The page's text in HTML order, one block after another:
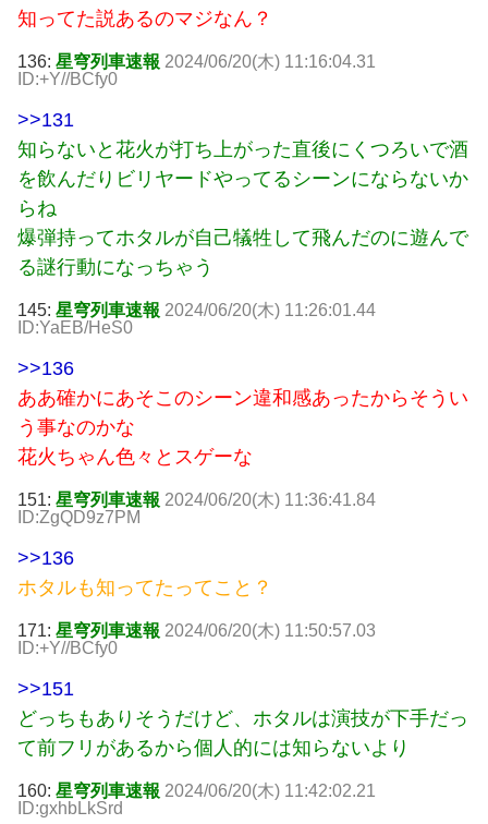
知ってた説あるのマジなん？
136: 星穹列車速報 2024/06/20(木) 11:16:04.31
ID:+Y//BCfy0
>>131
知らないと花火が打ち上がった直後にくつろいで酒
を飲んだりビリヤードやってるシーンにならないか
らね
爆弾持ってホタルが自己犠牲して飛んだのに遊んで
る謎行動になっちゃう
145: 星穹列車速報 2024/06/20(木) 11:26:01.44
ID:YaEB/HeS0
>>136
ああ確かにあそこのシーン違和感あったからそうい
う事なのかな
花火ちゃん色々とスゲーな
151: 星穹列車速報 2024/06/20(木) 11:36:41.84
ID:ZgQD9z7PM
>>136
ホタルも知ってたってこと？
171: 星穹列車速報 2024/06/20(木) 11:50:57.03
ID:+Y//BCfy0
>>151
どっちもありそうだけど、ホタルは演技が下手だっ
て前フリがあるから個人的には知らないより
160: 星穹列車速報 2024/06/20(木) 11:42:02.21
ID:gxhbLkSrd